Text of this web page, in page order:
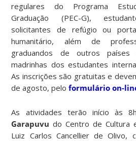
regulares do Programa
Graduação (PEC-G),
solicitantes de refúgio ou
humanitário, além de
graduandos de outros
madrinhas dos estudantes
As inscrições são gratuitas e
de agosto, peloformulário on-
As atividades terão início às
Garapuvu do Centro de Cultura
Luiz Carlos Cancellier de Olivo,